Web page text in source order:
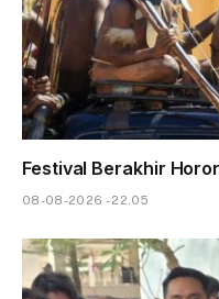
Festival Berakhir
08-08-2026 - 22.05